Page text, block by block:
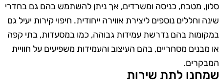
מטבח, כניסה ומשרדים, אך ניתן להשתמש בהם גם בחדרי
וחללים נוספים ליצירת אווירה ייחודית. חיפוי קירות יעיל גם
בהם נדרשת עמידות גבוהה, כמו במסעדות, בתי קפה
מבנים מסחריים, בהם העיצוב והעמידות משפיעים על חוויית
לתת שירות